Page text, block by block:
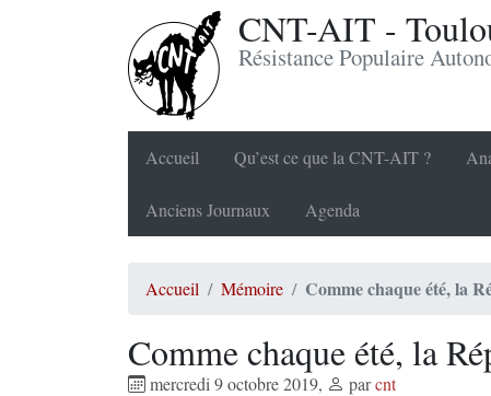
CNT-AIT -
Résistance Populaire
Accueil Qu’est ce que la CNT-AIT ?
Anciens Journaux Agenda
Accueil Mémoire Comme chaque été, la
Comme chaque été, la
mercredi 9 octobre 2019, parcnt